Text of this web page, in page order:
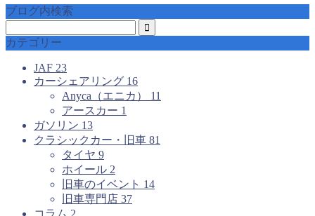
ブログ内検索
カテゴリー
JAF 23
カーシェアリング 16
Anyca（エニカ） 11
アースカー 1
ガソリン 13
クラシックカー・旧車 81
タイヤ 9
ホイール 2
旧車のイベント 14
旧車専門店 37